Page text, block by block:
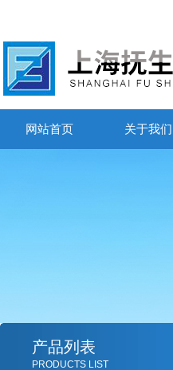
网站首页 关于我们
产品列表
PRODUCTS LIST